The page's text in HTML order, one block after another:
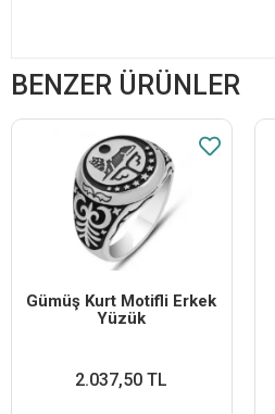
BENZER ÜRÜNLER
Gümüş Kurt Motifli Erkek
Yüzük
2.037,50 TL